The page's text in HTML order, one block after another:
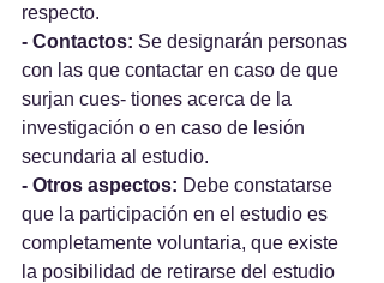
respecto.
- Contactos: Se designarán personas
con las que contactar en caso de que
surjan cues- tiones acerca de la
investigación o en caso de lesión
secundaria al estudio.
- Otros aspectos: Debe constatarse
que la participación en el estudio es
completamente voluntaria, que existe
la posibilidad de retirarse del estudio